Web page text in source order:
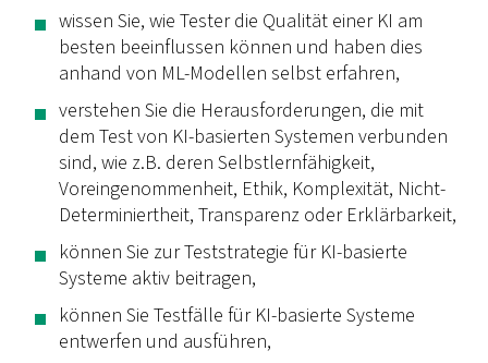
wissen Sie, wie Tester die Qualität einer KI am
besten beeinflussen können und haben dies
anhand von ML-Modellen selbst erfahren,
verstehen Sie die Herausforderungen, die mit
dem Test von KI-basierten Systemen verbunden
sind, wie z.B. deren Selbstlernfähigkeit,
Voreingenommenheit, Ethik, Komplexität, Nicht-
Determiniertheit, Transparenz oder Erklärbarkeit,
können Sie zur Teststrategie für KI-basierte
Systeme aktiv beitragen,
können Sie Testfälle für KI-basierte Systeme
entwerfen und ausführen,